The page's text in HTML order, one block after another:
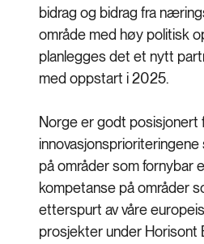
bidrag og bidrag fra
område med høy politisk
planlegges det et nytt
med oppstart i 2025.
Norge er godt posisjonert
på områder som fornybar
kompetanse på områder
etterspurt av våre
prosjekter under Horisont